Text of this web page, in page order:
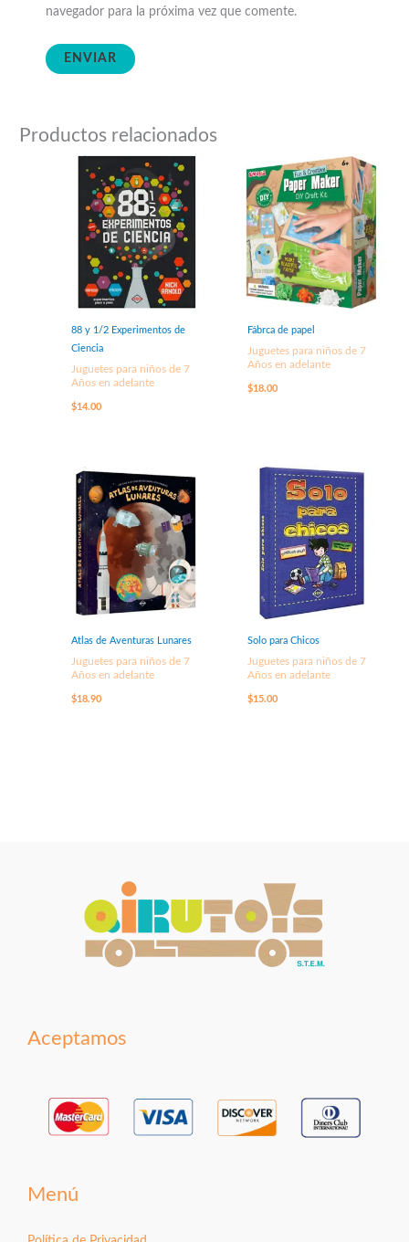
navegador para la próxima vez que comente.
Productos relacionados
88 y 1/2 Experimentos de
Ciencia
Juguetes para niños de 7
Años en adelante
$14.00
Fábrca de papel
Juguetes para niños de 7
Años en adelante
$18.00
Atlas de Aventuras Lunares
Juguetes para niños de 7
Años en adelante
$18.90
Solo para Chicos
Juguetes para niños de 7
Años en adelante
$15.00
Aceptamos
Menú